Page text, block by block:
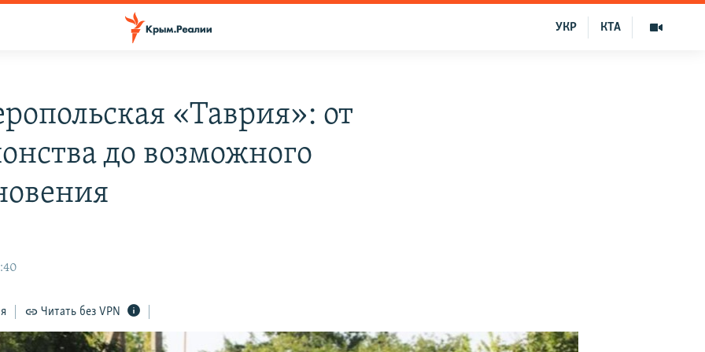
КТА
УКР
«Таврия»: от
до возможного
Читать без VPN